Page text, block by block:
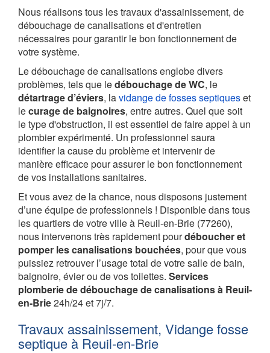
Nous réalisons tous les travaux d'assainissement, de
débouchage de canalisations et d'entretien
nécessaires pour garantir le bon fonctionnement de
votre système.
Le débouchage de canalisations englobe divers
problèmes, tels que ledébouchage de WC, le
détartrage d’éviers, lavidange de fosses septiqueset
lecurage de baignoires, entre autres. Quel que soit
le type d'obstruction, il est essentiel de faire appel à un
plombier expérimenté. Un professionnel saura
identifier la cause du problème et intervenir de
manière efficace pour assurer le bon fonctionnement
de vos installations sanitaires.
Et vous avez de la chance, nous disposons justement
d’une équipe de professionnels ! Disponible dans tous
les quartiers de votre ville à Reuil-en-Brie (77260),
nous intervenons très rapidement pourdéboucher et
pomper les canalisations bouchées, pour que vous
puissiez retrouver l’usage total de votre salle de bain,
baignoire, évier ou de vos toilettes. Services
plomberie de débouchage de canalisations à Reuil-
en-Brie24h/24 et 7j/7.
Travaux assainissement, Vidange fosse
septique à Reuil-en-Brie